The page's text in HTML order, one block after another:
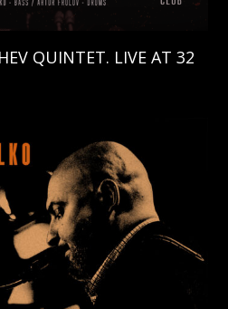
QUINTET. LIVE AT 32